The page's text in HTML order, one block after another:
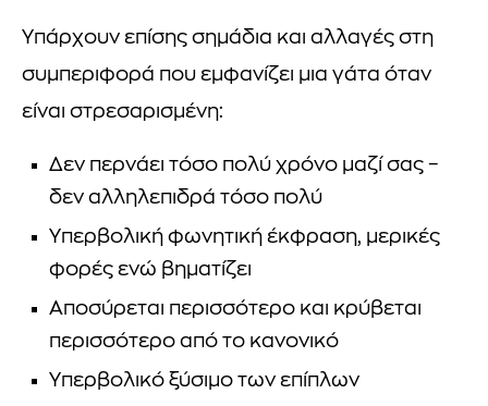
Υπάρχουν επίσης σημάδια και αλλαγές στη
συμπεριφορά που εμφανίζει μια γάτα όταν
είναι στρεσαρισμένη:
Δεν περνάει τόσο πολύ χρόνο μαζί σας –
δεν αλληλεπιδρά τόσο πολύ
Υπερβολική φωνητική έκφραση, μερικές
φορές ενώ βηματίζει
Αποσύρεται περισσότερο και κρύβεται
περισσότερο από το κανονικό
Υπερβολικό ξύσιμο των επίπλων